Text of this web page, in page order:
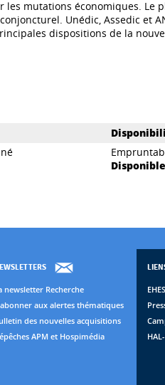
dispositions de la
Disponible
newsletter Recherche
aux alertes thématiques
des nouvelles acquisitions
APM et Hospimédia